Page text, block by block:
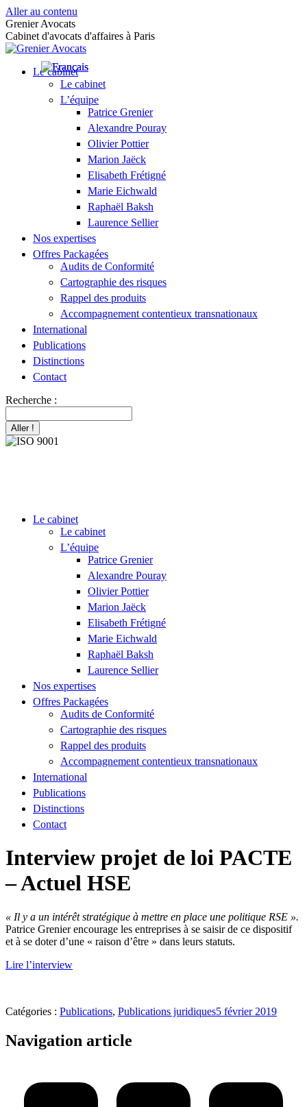
Aller au contenu
Grenier Avocats
Cabinet d'avocats d'affaires à Paris
Le cabinet
Le cabinet
L’équipe
Patrice Grenier
Alexandre Pouray
Olivier Pottier
Marion Jaëck
Elisabeth Frétigné
Marie Eichwald
Raphaël Baksh
Laurence Sellier
Nos expertises
Offres Packagées
Audits de Conformité
Cartographie des risques
Rappel des produits
Accompagnement contentieux transnationaux
International
Publications
Distinctions
Contact
Recherche :
Le cabinet
Le cabinet
L’équipe
Patrice Grenier
Alexandre Pouray
Olivier Pottier
Marion Jaëck
Elisabeth Frétigné
Marie Eichwald
Raphaël Baksh
Laurence Sellier
Nos expertises
Offres Packagées
Audits de Conformité
Cartographie des risques
Rappel des produits
Accompagnement contentieux transnationaux
International
Publications
Distinctions
Contact
Interview projet de loi PACTE
– Actuel HSE
« Il y a un intérêt stratégique à mettre en place une politique RSE ».
Patrice Grenier encourage les entreprises à se saisir de ce dispositif
et à se doter d’une « raison d’être » dans leurs statuts.
Lire l’interview
Catégories : Publications, Publications juridiques5 février 2019
Navigation article